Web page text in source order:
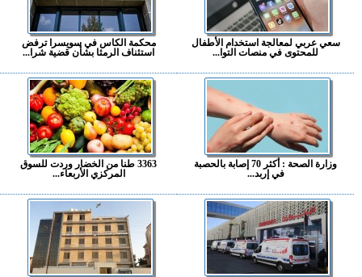
سعي عربي لمعالجة استخدام الأطفال
للمحتوى في منصات التوا...
محكمة الكاس في سويسرا ترفض
استئناف الرمثا بشأن قضية شرا...
وزارة الصحة : أكثر 70 إصابة بالحصبة
في إربد...
3363 طنا من الخضار وردت للسوق
المركزي الأربعاء...